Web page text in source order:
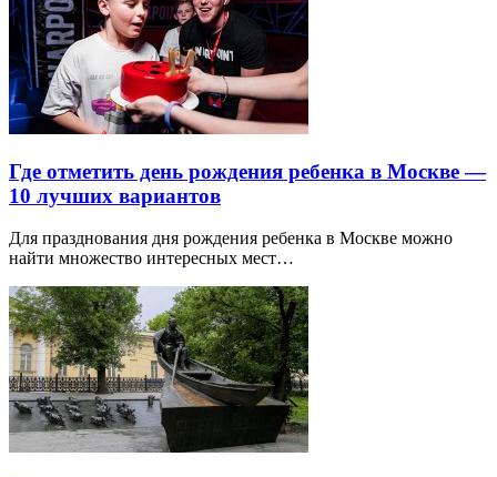
Где отметить день рождения ребенка в Москве —
10 лучших вариантов
Для празднования дня рождения ребенка в Москве можно
найти множество интересных мест…